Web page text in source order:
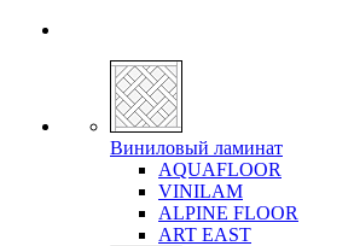
Виниловый ламинат
AQUAFLOOR
VINILAM
ALPINE FLOOR
ART EAST